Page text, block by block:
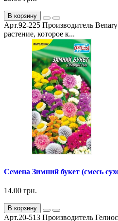
В корзину
Арт.92-225 Производитель
растение, которое к...
Семена Зимний букет (смесь
14.00 грн.
В корзину
Арт.20-513 Производитель